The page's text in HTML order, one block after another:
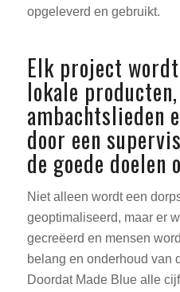
opgeleverd en gebruikt.
Elk project
lokale
ambachtslieden
door een
de goede doelen
Niet alleen wordt een
geoptimaliseerd, maar er
gecreëerd en mensen
belang en onderhoud van
Doordat Made Blue alle